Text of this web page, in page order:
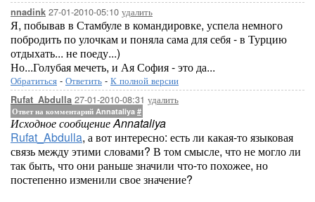
nnadink 27-01-2010-05:10 удалить
Я, побывав в Стамбуле в командировке, успела немного
побродить по улочкам и поняла сама для себя - в Турцию
отдыхать... не поеду...)
Но...Голубая мечеть, и Ая София - это да...
Обратиться - Ответить - К полной версии
Rufat_Abdulla 27-01-2010-08:31 удалить
Ответ на комментарий Annataliya #
Исходное сообщение Annataliya
Rufat_Abdulla, а вот интересно: есть ли какая-то языковая
связь между этими словами? В том смысле, что не могло ли
так быть, что они раньше значили что-то похожее, но
постепенно изменили свое значение?